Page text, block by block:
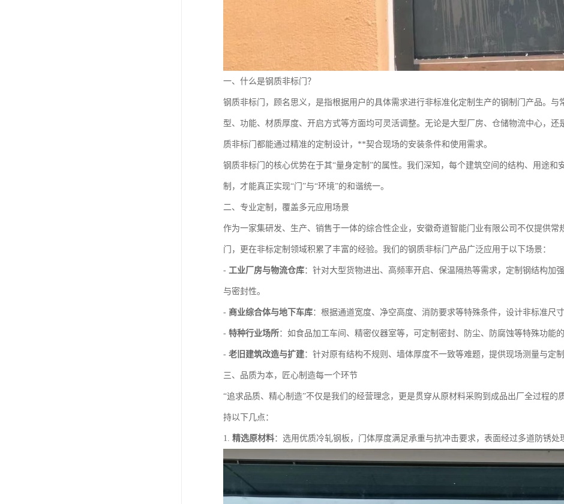
一、什么是钢质非标门？
钢质非标门，顾名思义，是指根据用户的具体需求进行非标准化定制生产的钢制门产品。
型、功能、材质厚度、开启方式等方面均可灵活调整。无论是大型厂房、仓储物流中心，还
质非标门都能通过精准的定制设计，**契合现场的安装条件和使用需求。
钢质非标门的核心优势在于其“量身定制”的属性。我们深知，每个建筑空间的结构、用途和
制，才能真正实现“门”与“环境”的和谐统一。
二、专业定制，覆盖多元应用场景
作为一家集研发、生产、销售于一体的综合性企业，安徽奇道智能门业有限公司不仅提供
门，更在非标定制领域积累了丰富的经验。我们的钢质非标门产品广泛应用于以下场景：
- 工业厂房与物流仓库：针对大型货物进出、高频率开启、保温隔热等需求，定制钢结构加
与密封性。
- 商业综合体与地下车库：根据通道宽度、净空高度、消防要求等特殊条件，设计非标准尺
- 特种行业场所：如食品加工车间、精密仪器室等，可定制密封、防尘、防腐蚀等特殊功能
- 老旧建筑改造与扩建：针对原有结构不规则、墙体厚度不一致等难题，提供现场测量与定
三、品质为本，匠心制造每一个环节
“追求品质、精心制造”不仅是我们的经营理念，更是贯穿从原材料采购到成品出厂全过程的
持以下几点：
1. 精选原材料：选用优质冷轧钢板，门体厚度满足承重与抗冲击要求，表面经过多道防锈处